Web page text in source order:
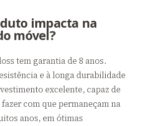
impacta na
móvel?
tem garantia de 8 anos.
e à longa durabilidade
excelente, capaz de
com que permaneçam na
anos, em ótimas